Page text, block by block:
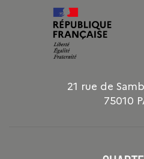
21 rue de
75010